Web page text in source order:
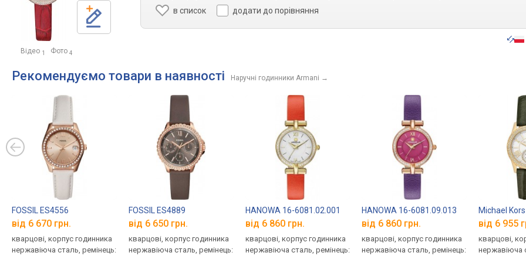
Відео 1 Фото 4
в список додати до порівняння
Рекомендуємо товари в наявності Наручні годинники Armani →
FOSSIL ES4556
від 6 670 грн.
кварцові, корпус годинника
нержавіюча сталь, ремінець:
FOSSIL ES4889
від 6 650 грн.
кварцові, корпус годинника
нержавіюча сталь, ремінець:
HANOWA 16-6081.02.001
від 6 860 грн.
кварцові, корпус годинника
нержавіюча сталь, ремінець:
HANOWA 16-6081.09.013
від 6 860 грн.
кварцові, корпус годинника
нержавіюча сталь, ремінець:
Michael
від 6 955
кварцові,
нержавіюча